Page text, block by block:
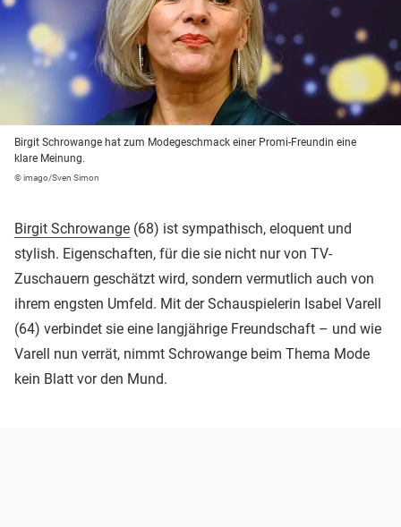
Birgit Schrowange hat zum Modegeschmack einer Promi-Freundin eine
klare Meinung.
© imago/Sven Simon
Birgit Schrowange (68) ist sympathisch, eloquent und
stylish. Eigenschaften, für die sie nicht nur von TV-
Zuschauern geschätzt wird, sondern vermutlich auch von
ihrem engsten Umfeld. Mit der Schauspielerin Isabel Varell
(64) verbindet sie eine langjährige Freundschaft – und wie
Varell nun verrät, nimmt Schrowange beim Thema Mode
kein Blatt vor den Mund.